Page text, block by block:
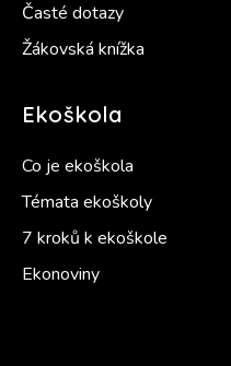
Časté dotazy
Žákovská knížka
Ekoškola
Co je ekoškola
Témata ekoškoly
7 kroků k ekoškole
Ekonoviny